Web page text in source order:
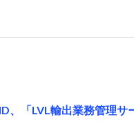
、「LVL輸出業務管理